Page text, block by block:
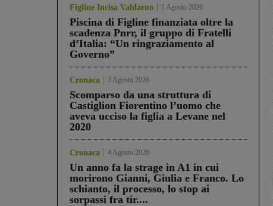
Figline Incisa Valdarno 1 Agosto 2026
Piscina di Figline finanziata oltre la
scadenza Pnrr, il gruppo di Fratelli
d’Italia: “Un ringraziamento al
Governo”
Cronaca 3 Agosto 2026
Scomparso da una struttura di
Castiglion Fiorentino l’uomo che
aveva ucciso la figlia a Levane nel
2020
Cronaca 4 Agosto 2026
Un anno fa la strage in A1 in cui
morirono Gianni, Giulia e Franco. Lo
schianto, il processo, lo stop ai
sorpassi fra tir....